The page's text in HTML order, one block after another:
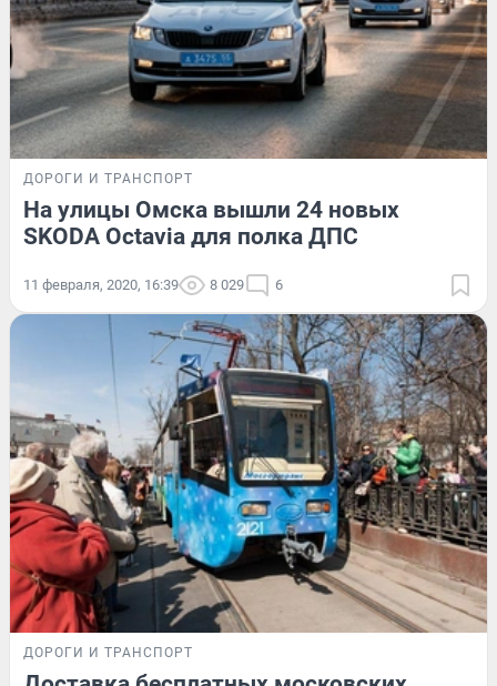
ДОРОГИ И ТРАНСПОРТ
На улицы Омска вышли 24 новых
SKODA Octavia для полка ДПС
11 февраля, 2020, 16:39 8 029 6
ДОРОГИ И ТРАНСПОРТ